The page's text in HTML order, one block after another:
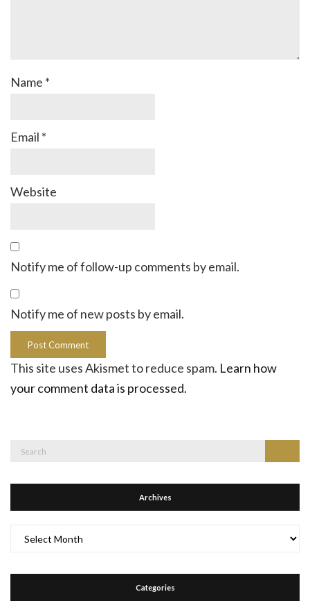
Name *
Email *
Website
Notify me of follow-up comments by email.
Notify me of new posts by email.
This site uses Akismet to reduce spam. Learn how
your comment data is processed.
Archives
Categories